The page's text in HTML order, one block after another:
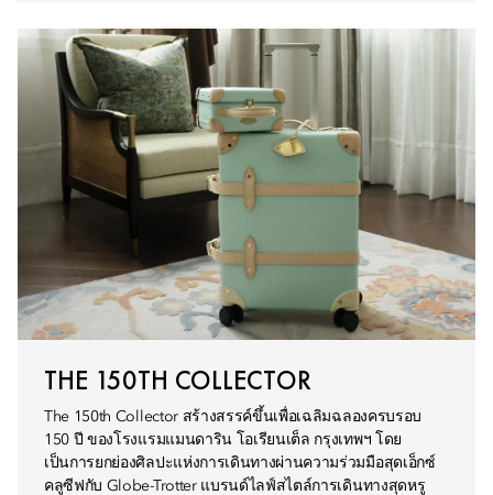
THE 150TH COLLECTOR
The 150th Collector สร้างสรรค์ขึ้นเพื่อเฉลิมฉลองครบรอบ
150 ปี ของโรงแรมแมนดาริน โอเรียนเต็ล กรุงเทพฯ โดย
เป็นการยกย่องศิลปะแห่งการเดินทางผ่านความร่วมมือสุดเอ็กซ์
คลูซีฟกับ Globe-Trotter แบรนด์ไลฟ์สไตล์การเดินทางสุดหรู